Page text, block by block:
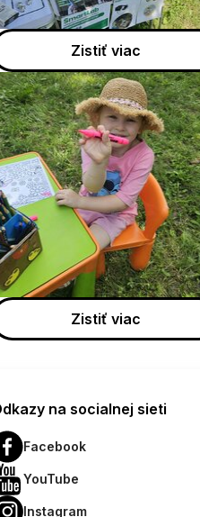
Zistiť viac
Zistiť viac
na socialnej sieti
Facebook
YouTube
Instagram